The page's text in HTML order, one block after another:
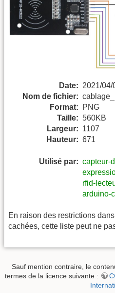
Date: 2021/04/
Nom de fichier:
Format:
PNG
Taille: 560KB
Largeur: 1107
Hauteur: 671
Utilisé par: capteur-
rfid-
arduino-
En raison des restrictions
cachées, cette liste peut ne
Sauf mention contraire, le
termes de la licence suivante :